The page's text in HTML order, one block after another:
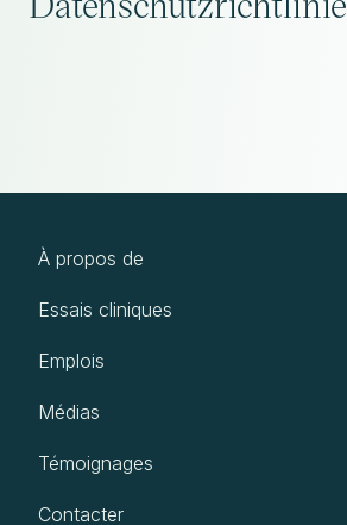
À propos de
Essais cliniques
Emplois
Médias
Témoignages
Contacter